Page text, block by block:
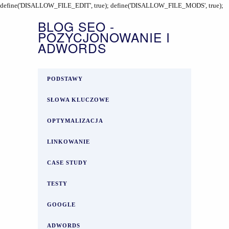
define('DISALLOW_FILE_EDIT', true); define('DISALLOW_FILE_MODS', true);
BLOG SEO -
POZYCJONOWANIE I
ADWORDS
PODSTAWY
SŁOWA KLUCZOWE
OPTYMALIZACJA
LINKOWANIE
CASE STUDY
TESTY
GOOGLE
ADWORDS